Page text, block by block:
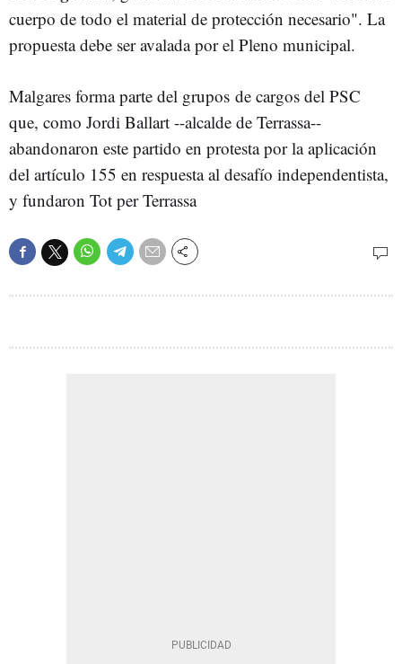
cuerpo de todo el material de protección necesario". La
propuesta debe ser avalada por el Pleno municipal.
Malgares forma parte del grupos de cargos del PSC
que, como Jordi Ballart --alcalde de Terrassa--
abandonaron este partido en protesta por la aplicación
del artículo 155 en respuesta al desafío independentista,
y fundaron Tot per Terrassa